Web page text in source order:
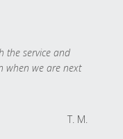
the service and
when we are next
T. M.